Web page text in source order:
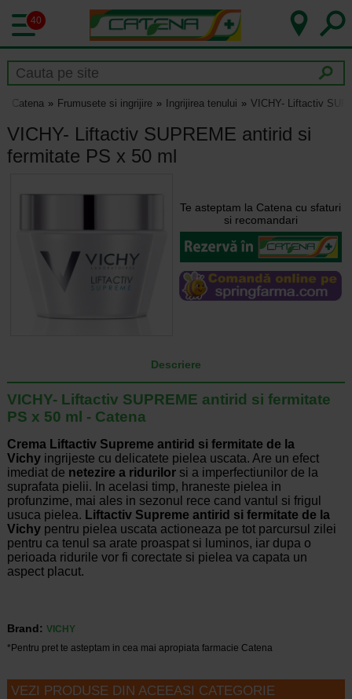
40
Catena Frumusete si ingrijire Ingrijirea tenului VICHY- Liftactiv
VICHY- Liftactiv SUPREME antirid si
fermitate PS x 50 ml
Te asteptam la Catena cu sfaturi
si recomandari
Descriere
VICHY- Liftactiv SUPREME antirid si fermitate
PS x 50 ml - Catena
Crema Liftactiv Supreme antirid si fermitate de la
Vichyingrijeste cu delicatete pielea uscata. Are un efect
imediat de netezire a ridurilorsi a imperfectiunilor de la
suprafata pielii. In acelasi timp, hraneste pielea in
profunzime, mai ales in sezonul rece cand vantul si frigul
usuca pielea. Liftactiv Supreme antirid si fermitate de la
Vichypentru pielea uscata actioneaza pe tot parcursul zilei
pentru ca tenul sa arate proaspat si luminos, iar dupa o
perioada ridurile vor fi corectate si pielea va capata un
aspect placut.
Brand: VICHY
*Pentru pret te asteptam in cea mai apropiata farmacie Catena
VEZI PRODUSE DIN ACEEASI CATEGORIE